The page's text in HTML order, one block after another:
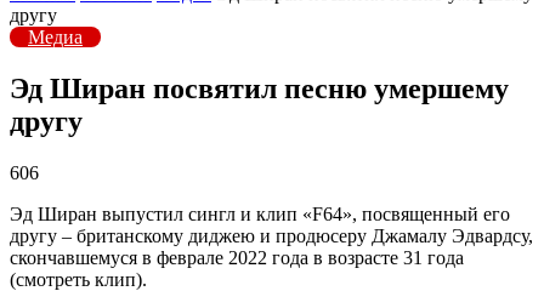
другу
Медиа
Эд Ширан посвятил песню умершему
другу
606
Эд Ширан выпустил сингл и клип «F64», посвященный его
другу – британскому диджею и продюсеру Джамалу Эдвардсу,
скончавшемуся в феврале 2022 года в возрасте 31 года
(смотреть клип).